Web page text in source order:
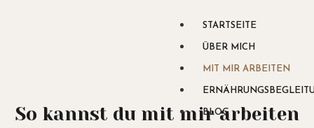
STARTSEITE
ÜBER MICH
MIT MIR ARBEITEN
BLOG
So kannst du mit mir arbeiten